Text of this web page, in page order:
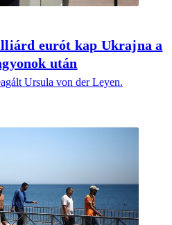
eurót kap Ukrajna a
után
Ursula von der Leyen.